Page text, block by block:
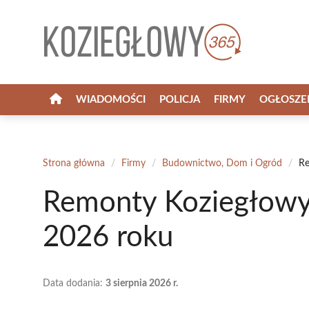
WIADOMOŚCI POLICJA FIRMY
Strona główna / Firmy / Budownictwo, Dom i Ogród /
Remonty
2026 roku
Data dodania: 3 sierpnia 2026 r.